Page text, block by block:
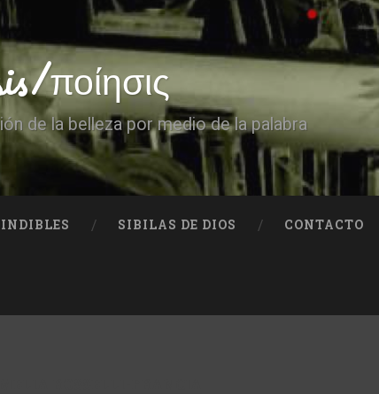
ποίησις
de la belleza por medio de la palabra
SIBILAS DE DIOS CONTACTO